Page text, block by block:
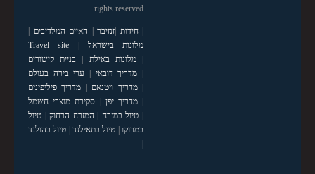
rights reserved
|חידות זנזיבר האיים המלדיבים
מלונות בישראל
Travel site
|מלונות באילת
בניית קישורים
מדריך דובאי
ערי בירה בעולם
|מדריך ויטנאם
מדריך פיליפינים
|מדריך יפן
סקירת מוצרי חשמל
טיול במזרח המזרח הרחוק| טיול
במרוקו| טיול בתאילנד| טיול בהולנד